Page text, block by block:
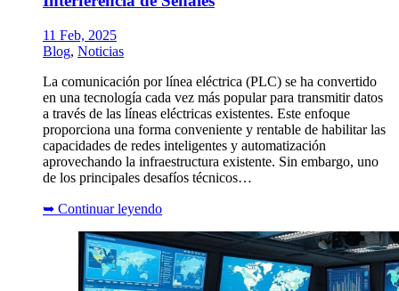
11 Feb, 2025
Blog, Noticias
La comunicación por línea eléctrica (PLC) se ha convertido
en una tecnología cada vez más popular para transmitir datos
a través de las líneas eléctricas existentes. Este enfoque
proporciona una forma conveniente y rentable de habilitar las
capacidades de redes inteligentes y automatización
aprovechando la infraestructura existente. Sin embargo, uno
de los principales desafíos técnicos…
➥ Continuar leyendo